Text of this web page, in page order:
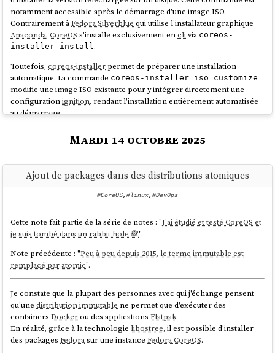
notamment accessible après le démarrage d'une image ISO.
Contrairement àFedora Silverblue qui utilise l'installateur graphique
Anaconda,CoreOS s'installe exclusivement enclivia coreos-
installer install.
Toutefois,coreos-installer permet de préparer une installation
automatique. La commande coreos-installer iso customize
modifie une image ISO existante pour y intégrer directement une
configurationignition, rendant l'installation entièrement automatisée
au démarrage.
playground/create-coreos-custom-iso.sh.
coreos-installer pxepermet aussi d'effectuer une configuration
automatique par réseau, viaPXE, mais je ne l'ai pas testé.
Graphe de migration de versions
Lors de mes tests d'upgrade deCoreOSà partird'une ancienne release
(environ n-10), j'ai constaté que la transition vers la dernière version ne
intermédiaires.
J'ai découvert queCoreOSmaintientun graphequi définit le parcours
d'upgrade requis. Certaines versions intermédiaires doivent être
installées pour gérer des breaking changes
, comme la migration de
configurations.
zincati
Mardi 14 octobre 2025
Ajout de packages dans des distributions atomiques
#CoreOS, #linux, #DevOps
Cette note fait partie de la série de notes : "J'ai étudié et testé CoreOS et
je suis tombé dans un rabbit hole 🙈".
Note précédente : "Peu à peu depuis 2015, le terme immutable est
remplacé par atomic".
Je constate que la plupart des personnes avec qui j'échange pensent
qu'unedistribution immutable ne permet que d'exécuter des
containersDockerou des applicationsFlatpak.
En réalité, grâce à la technologie libostree, il est possible d'installer
des packagesFedorasur une instanceFedora CoreOS.